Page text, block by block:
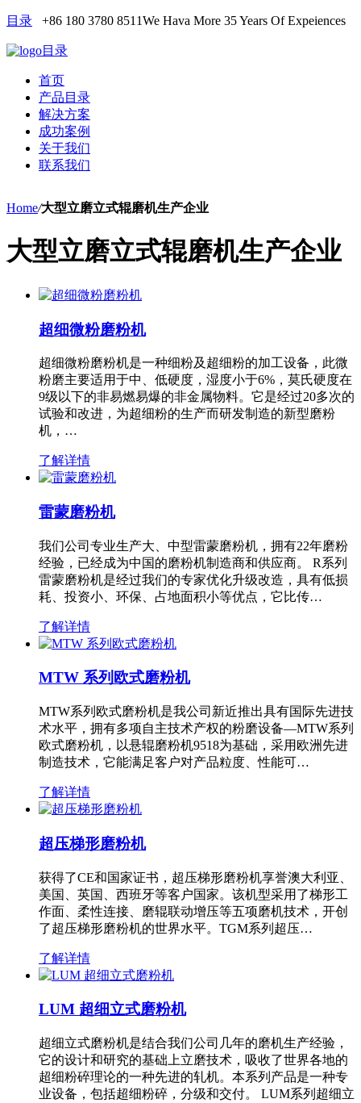
目录 +86 180 3780 8511We Hava More 35 Years Of Expeiences
目录
首页
产品目录
解决方案
成功案例
关于我们
联系我们
Home/大型立磨立式辊磨机生产企业
大型立磨立式辊磨机生产企业
超细微粉磨粉机
超细微粉磨粉机是一种细粉及超细粉的加工设备，此微
粉磨主要适用于中、低硬度，湿度小于6%，莫氏硬度在
9级以下的非易燃易爆的非金属物料。它是经过20多次的
试验和改进，为超细粉的生产而研发制造的新型磨粉
机，…
了解详情
雷蒙磨粉机
我们公司专业生产大、中型雷蒙磨粉机，拥有22年磨粉
经验，已经成为中国的磨粉机制造商和供应商。 R系列
雷蒙磨粉机是经过我们的专家优化升级改造，具有低损
耗、投资小、环保、占地面积小等优点，它比传…
了解详情
MTW 系列欧式磨粉机
MTW系列欧式磨粉机是我公司新近推出具有国际先进技
术水平，拥有多项自主技术产权的粉磨设备—MTW系列
欧式磨粉机，以悬辊磨粉机9518为基础，采用欧洲先进
制造技术，它能满足客户对产品粒度、性能可…
了解详情
超压梯形磨粉机
获得了CE和国家证书，超压梯形磨粉机享誉澳大利亚、
美国、英国、西班牙等客户国家。该机型采用了梯形工
作面、柔性连接、磨辊联动增压等五项磨机技术，开创
了超压梯形磨粉机的世界水平。TGM系列超压…
了解详情
LUM 超细立式磨粉机
超细立式磨粉机是结合我们公司几年的磨机生产经验，
它的设计和研究的基础上立磨技术，吸收了世界各地的
超细粉碎理论的一种先进的轧机。本系列产品是一种专
业设备，包括超细粉碎，分级和交付。 LUM系列超细立